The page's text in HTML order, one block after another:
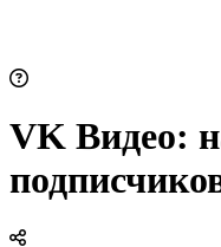
VK Видео: